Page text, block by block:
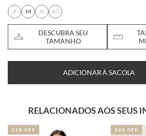
P
M G XG
DESCUBRA SEU
TAMANHO
ADICIONAR À SACOLA
RELACIONADOS AOS SEUS
51% OFF 50% OFF